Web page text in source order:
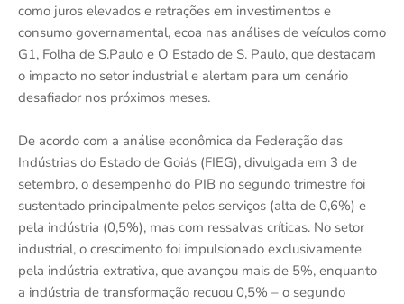
como juros elevados e retrações em investimentos e
consumo governamental, ecoa nas análises de veículos como
G1, Folha de S.Paulo e O Estado de S. Paulo, que destacam
o impacto no setor industrial e alertam para um cenário
desafiador nos próximos meses.
De acordo com a análise econômica da Federação das
Indústrias do Estado de Goiás (FIEG), divulgada em 3 de
setembro, o desempenho do PIB no segundo trimestre foi
sustentado principalmente pelos serviços (alta de 0,6%) e
pela indústria (0,5%), mas com ressalvas críticas. No setor
industrial, o crescimento foi impulsionado exclusivamente
pela indústria extrativa, que avançou mais de 5%, enquanto
a indústria de transformação recuou 0,5% – o segundo